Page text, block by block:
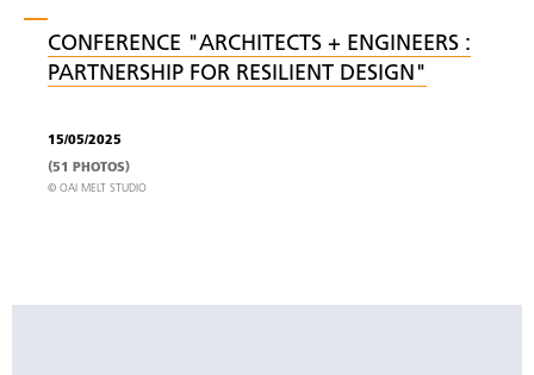
CONFERENCE "ARCHITECTS + ENGINEERS :
PARTNERSHIP FOR RESILIENT DESIGN"
15/05/2025
(51 PHOTOS)
© OAI MELT STUDIO